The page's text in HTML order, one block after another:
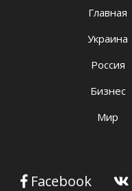
Главная
Украина
Россия
Бизнес
Мир
Facebook